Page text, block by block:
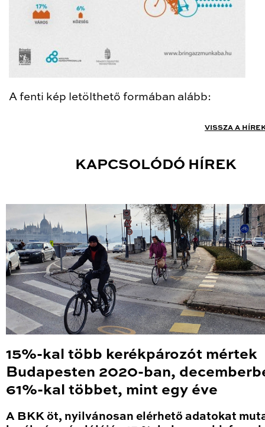
A fenti kép letölthető formában alább:
VISSZA A
KAPCSOLÓDÓ HÍREK
15%-kal több kerékpározót mértek
Budapesten 2020-ban,
61%-kal többet, mint egy éve
A BKK öt, nyilvánosan elérhető adatokat